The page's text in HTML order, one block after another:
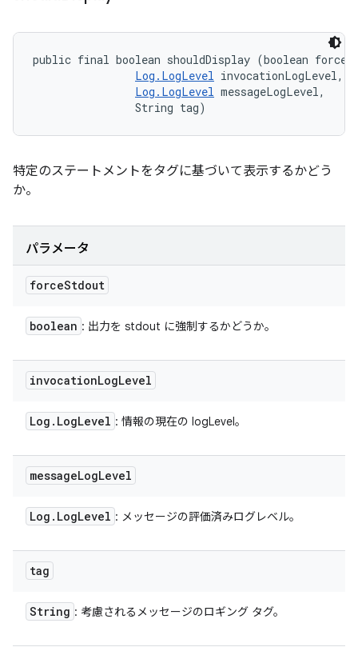
public final boolean shouldDisplay (boolean
Log.LogLevel invocationLogLevel,
Log.LogLevel messageLogLevel,
                String tag)
特定のステートメントをタグに基づいて表示するかどう
か。
パラメータ
forceStdout
boolean : 出力を stdout に強制するかどうか。
invocationLogLevel
Log . LogLevel : 情報の現在の logLevel。
messageLogLevel
Log . LogLevel : メッセージの評価済みログレベル。
tag
String : 考慮されるメッセージのロギング タグ。